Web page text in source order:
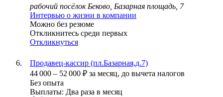
рабочий посёлок Беково, Базарная площадь, 7
Интервью о жизни в компании
Можно без резюме
Откликнитесь среди первых
Откликнуться
Продавец-кассир (пл.Базарная,д.7)
44 000 – 52 000 ₽ за месяц, до вычета налогов
Без опыта
Выплаты: Два раза в месяц